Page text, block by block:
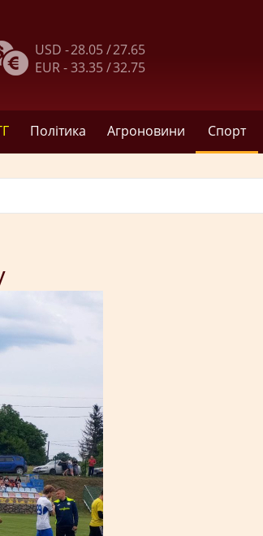
USD -28.05 /27.65
EUR -33.35 /32.75
Політика Агроновини Спорт